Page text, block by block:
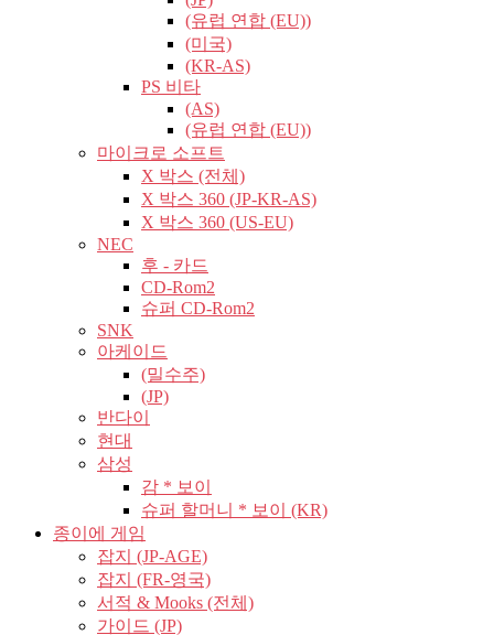
(유럽​​ 연합 (EU))
(미국)
(KR-AS)
PS 비타
(AS)
(유럽​​ 연합 (EU))
마이크로 소프트
X 박스 (전체)
X 박스 360 (JP-KR-AS)
X 박스 360 (US-EU)
NEC
후 - 카드
CD-Rom2
슈퍼 CD-Rom2
SNK
아케이드
(밀수주)
(JP)
반다이
현대
삼성
감 * 보이
슈퍼 할머니 * 보이 (KR)
종이에 게임
잡지 (JP-AGE)
잡지 (FR-영국)
서적 & Mooks (전체)
가이드 (JP)